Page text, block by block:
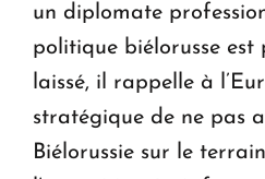
un diplomate
politique biélorusse est
laissé, il rappelle à
stratégique de ne pas
Biélorussie sur le